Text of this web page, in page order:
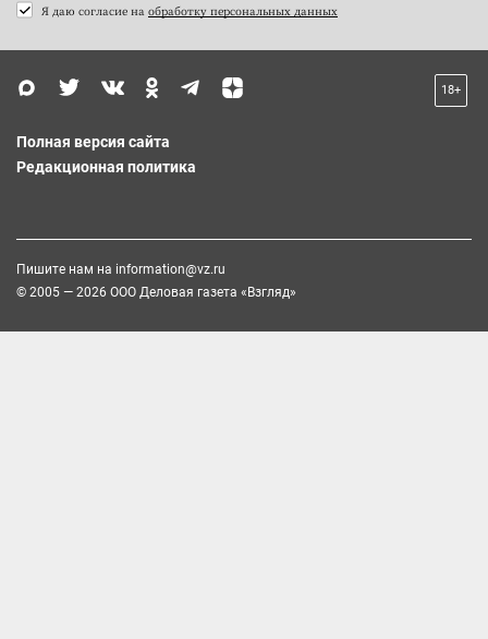
Я даю согласие на обработку персональных данных
18+
Полная версия сайта
Редакционная политика
Пишите нам на information@vz.ru
© 2005 — 2026 ООО Деловая газета «Взгляд»